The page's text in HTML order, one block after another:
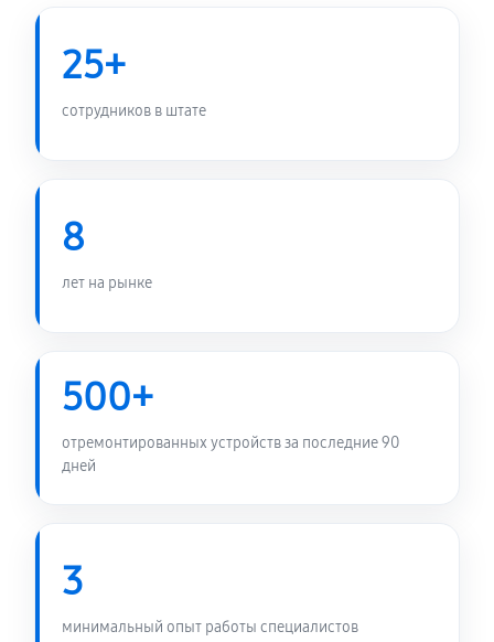
25+
сотрудников в штате
8
лет на рынке
500+
отремонтированных устройств за последние 90
дней
3
минимальный опыт работы специалистов